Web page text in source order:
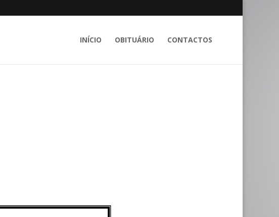
INÍCIO OBITUÁRIO CONTACTOS